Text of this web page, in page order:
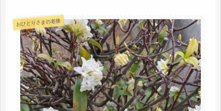
おひとりさまの老後